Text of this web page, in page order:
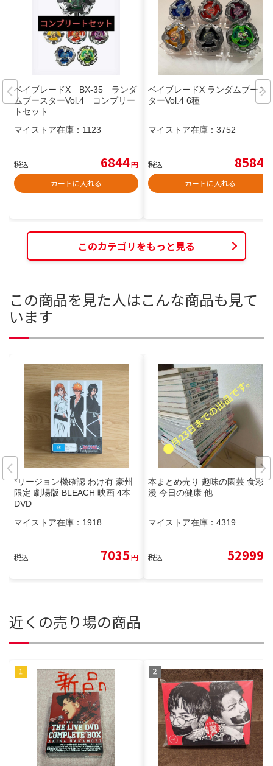
ベイブレードX BX-35 ランダ
ムブースターVol.4 コンプリー
トセット
マイストア在庫： 1123
税込 6844円
カートに入れる
ベイブレードX ランダムブース
ターVol.4 6種
マイストア在庫： 3752
税込 8584
カートに入れる
このカテゴリをもっと見る
この商品を見た人はこんな商品も見て
います
*リージョン機確認 わけ有 豪州
限定 劇場版 BLEACH 映画 4本
DVD
マイストア在庫： 1918
税込 7035円
本まとめ売り 趣味の園芸 食彩浪
漫 今日の健康 他
マイストア在庫： 4319
税込 52999
近くの売り場の商品